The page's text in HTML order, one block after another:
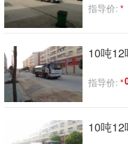
指导价:
指导价: